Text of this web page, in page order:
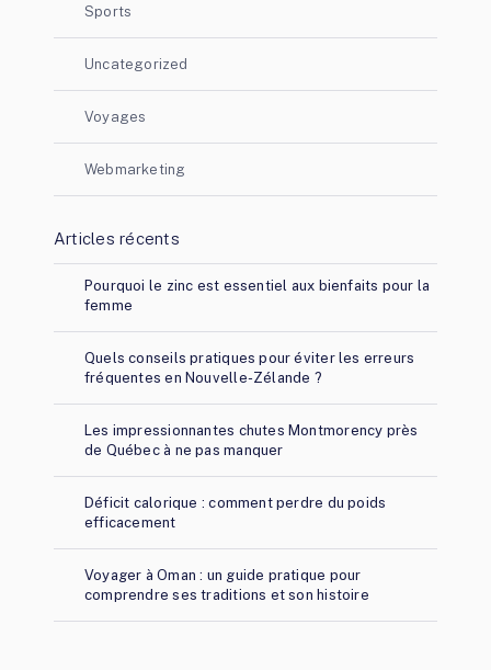
Sports
Uncategorized
Voyages
Webmarketing
Articles récents
Pourquoi le zinc est essentiel aux bienfaits pour la
femme
Quels conseils pratiques pour éviter les erreurs
fréquentes en Nouvelle-Zélande ?
Les impressionnantes chutes Montmorency près
de Québec à ne pas manquer
Déficit calorique : comment perdre du poids
efficacement
Voyager à Oman : un guide pratique pour
comprendre ses traditions et son histoire